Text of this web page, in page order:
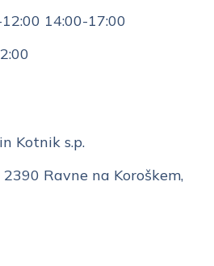
14:00-17:00
Kotnik s.p.
Ravne na Koroškem,